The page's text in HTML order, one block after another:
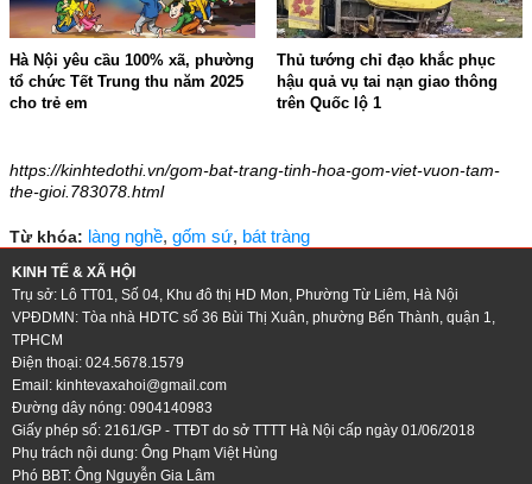
Hà Nội yêu cầu 100% xã, phường
tổ chức Tết Trung thu năm 2025
cho trẻ em
Thủ tướng chỉ đạo khắc phục
hậu quả vụ tai nạn giao thông
trên Quốc lộ 1
https://kinhtedothi.vn/gom-bat-trang-tinh-hoa-gom-viet-vuon-tam-
the-gioi.783078.html
Từ khóa: làng nghề, gốm sứ, bát tràng
KINH TẾ & XÃ HỘI
Trụ sở: Lô TT01, Số 04, Khu đô thị HD Mon, Phường Từ Liêm, Hà Nội
VPĐDMN: Tòa nhà HDTC số 36 Bùi Thị Xuân, phường Bến Thành, quận 1,
TPHCM
Điện thoại: 024.5678.1579
Email: kinhtevaxahoi@gmail.com
Đường dây nóng: 0904140983
Giấy phép số: 2161/GP - TTĐT do sở TTTT Hà Nội cấp ngày 01/06/2018
Phụ trách nội dung: Ông Phạm Việt Hùng
Phó BBT: Ông Nguyễn Gia Lâm